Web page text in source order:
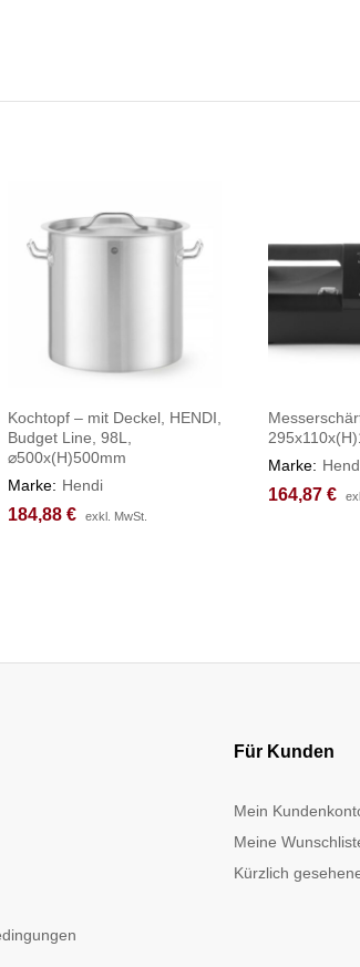
Kochtopf – mit Deckel, HENDI,
Budget Line, 98L,
⌀500x(H)500mm
Marke: Hendi
184,88 € exkl. MwSt.
184,88 € exkl. MwSt.
Marke:
164,87 €
164,87 €
Für Kunden
Mein
Meine
Kürzlich